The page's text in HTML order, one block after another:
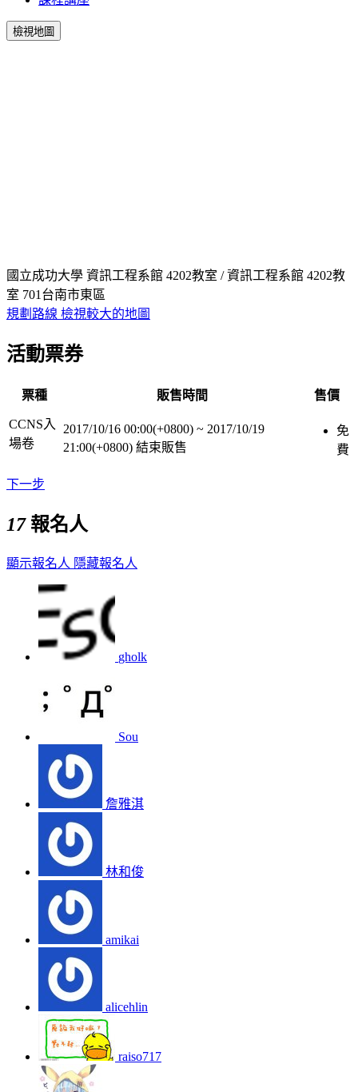
檢視地圖
國立成功大學 資訊工程系館 4202教室 / 資訊工程系館 4202教
室 701台南市東區
規劃路線 檢視較大的地圖
活動票券
票種 販售時間 售價
CCNS入
場卷
2017/10/16 00:00(+0800) ~ 2017/10/19
21:00(+0800) 結束販售
免
費
下一步
17報名人
顯示報名人 隱藏報名人
gholk
Sou
詹雅淇
林和俊
amikai
alicehlin
raiso717